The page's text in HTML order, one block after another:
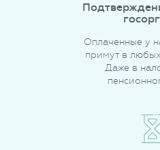
Оплаченные у
примут в
Даже в